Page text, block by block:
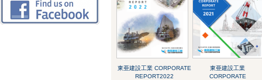
東亜建設工業 CORPORATE
REPORT2022
東亜建設工業
CORPORATE